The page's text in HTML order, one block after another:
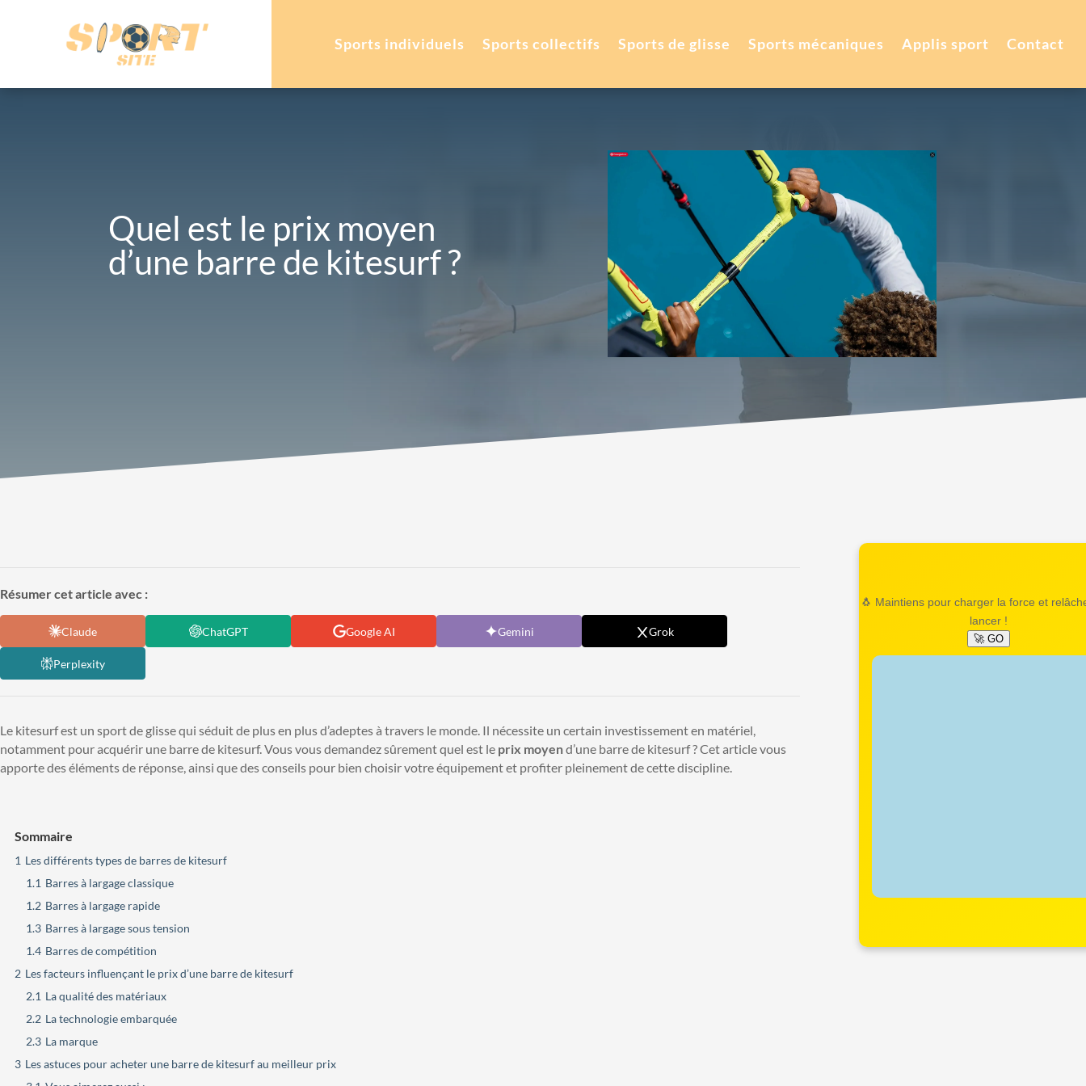
Sports individuels Sports collectifs Sports de glisse Sports mécaniques Applis sport Contact
Quel est le prix moyen
d’une barre de kitesurf ?
Résumer cet article avec :
Claude ChatGPT Google AI Gemini Grok
Perplexity
Le kitesurf est un sport de glisse qui séduit de plus en plus d’adeptes à travers le monde. Il nécessite un certain investissement en matériel,
notamment pour acquérir une barre de kitesurf. Vous vous demandez sûrement quel est le prix moyend’une barre de kitesurf ? Cet article vous
apporte des éléments de réponse, ainsi que des conseils pour bien choisir votre équipement et profiter pleinement de cette discipline.
Sommaire
1 Les différents types de barres de kitesurf
1.1 Barres à largage classique
1.2 Barres à largage rapide
1.3 Barres à largage sous tension
1.4 Barres de compétition
2 Les facteurs influençant le prix d’une barre de kitesurf
2.1 La qualité des matériaux
2.2 La technologie embarquée
2.3 La marque
3 Les astuces pour acheter une barre de kitesurf au meilleur prix
🐧 Maintiens pour charger la force et
lancer !
🚀 GO